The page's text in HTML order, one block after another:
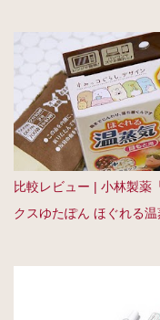
比較レビュー | 小林製薬
クスゆたぽん ほぐれる